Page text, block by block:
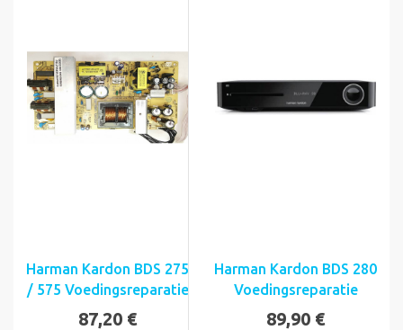
Harman Kardon BDS 275
/ 575 Voedingsreparatie
87,20 €
Harman Kardon BDS 280
Voedingsreparatie
89,90 €